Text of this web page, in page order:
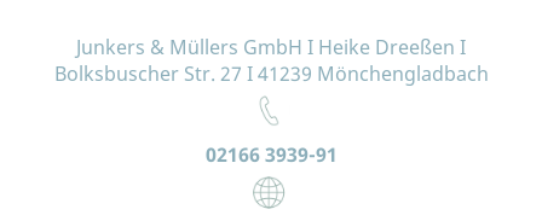
Junkers & Müllers GmbH I Heike Dreeßen I
Bolksbuscher Str. 27 I 41239 Mönchengladbach
02166 3939-91